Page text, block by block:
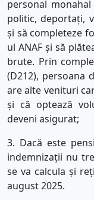
personal
politic, deportați,
și să completeze
ul ANAF și să
brute. Prin
(D212), persoana
are alte venituri
și că optează
deveni asigurat;
3. Dacă este
indemnizații nu
se va calcula și
august 2025.